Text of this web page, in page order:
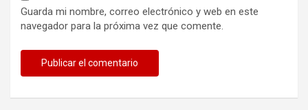
Guarda mi nombre, correo electrónico y web en este
navegador para la próxima vez que comente.